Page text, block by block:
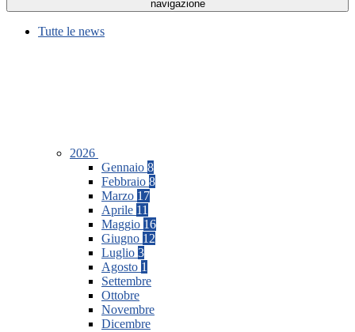
navigazione
Tutte le news
2026
Gennaio 8
Febbraio 8
Marzo 17
Aprile 11
Maggio 16
Giugno 12
Luglio 3
Agosto 1
Settembre
Ottobre
Novembre
Dicembre